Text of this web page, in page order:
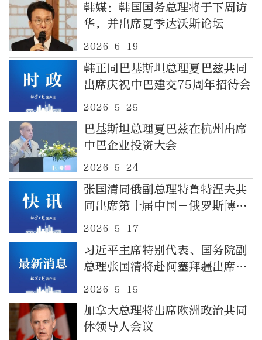
韩媒：韩国国务总理将于下周访
华，并出席夏季达沃斯论坛
2026-6-19
韩正同巴基斯坦总理夏巴兹共同
出席庆祝中巴建交75周年招待会
2026-5-25
巴基斯坦总理夏巴兹在杭州出席
中巴企业投资大会
2026-5-24
张国清同俄副总理特鲁特涅夫共
同出席第十届中国－俄罗斯博览
会开幕式
2026-5-17
习近平主席特别代表、国务院副
总理张国清将赴阿塞拜疆出席第
十三届世界城市论坛领导人峰会
2026-5-15
加拿大总理将出席欧洲政治共同
体领导人会议